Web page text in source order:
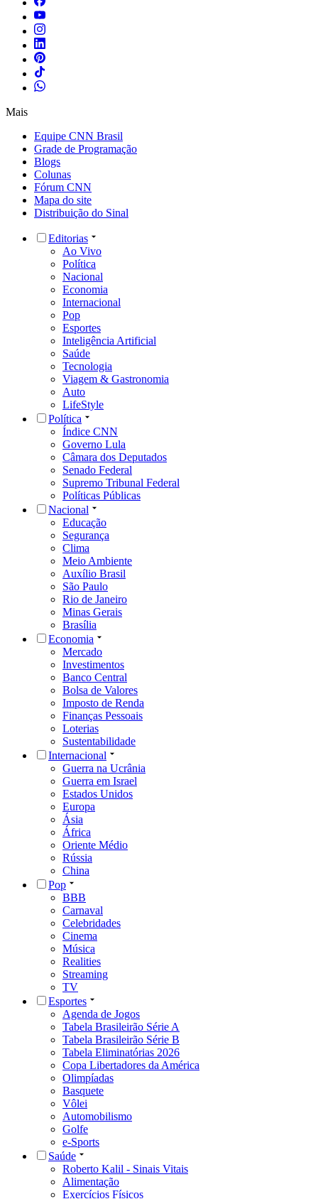
Mais
Equipe CNN Brasil
Grade de Programação
Blogs
Colunas
Fórum CNN
Mapa do site
Distribuição do Sinal
Editorias
Ao Vivo
Política
Nacional
Economia
Internacional
Pop
Esportes
Inteligência Artificial
Saúde
Tecnologia
Viagem & Gastronomia
Auto
LifeStyle
Política
Índice CNN
Governo Lula
Câmara dos Deputados
Senado Federal
Supremo Tribunal Federal
Políticas Públicas
Nacional
Educação
Segurança
Clima
Meio Ambiente
Auxílio Brasil
São Paulo
Rio de Janeiro
Minas Gerais
Brasília
Economia
Mercado
Investimentos
Banco Central
Bolsa de Valores
Imposto de Renda
Finanças Pessoais
Loterias
Sustentabilidade
Internacional
Guerra na Ucrânia
Guerra em Israel
Estados Unidos
Europa
Ásia
África
Oriente Médio
Rússia
China
Pop
BBB
Carnaval
Celebridades
Cinema
Música
Realities
Streaming
TV
Esportes
Agenda de Jogos
Tabela Brasileirão Série A
Tabela Brasileirão Série B
Tabela Eliminatórias 2026
Copa Libertadores da América
Olimpíadas
Basquete
Vôlei
Automobilismo
Golfe
e-Sports
Saúde
Roberto Kalil - Sinais Vitais
Alimentação
Exercícios Físicos